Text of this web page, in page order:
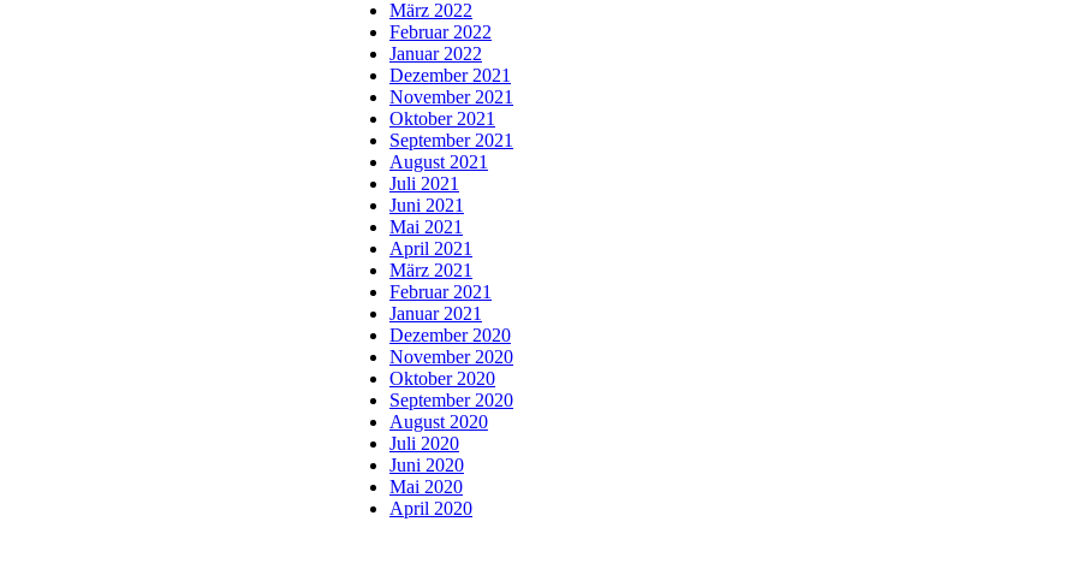
März 2022
Februar 2022
Januar 2022
Dezember 2021
November 2021
Oktober 2021
September 2021
August 2021
Juli 2021
Juni 2021
Mai 2021
April 2021
März 2021
Februar 2021
Januar 2021
Dezember 2020
November 2020
Oktober 2020
September 2020
August 2020
Juli 2020
Juni 2020
Mai 2020
April 2020